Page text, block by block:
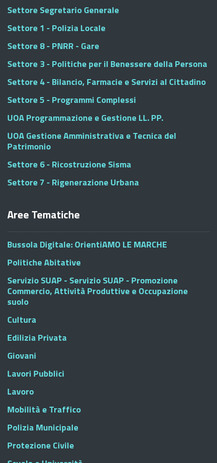
Settore Segretario Generale
Settore 1 - Polizia Locale
Settore 8 - PNRR - Gare
Settore 3 - Politiche per il Benessere della Persona
Settore 4 - Bilancio, Farmacie e Servizi al Cittadino
Settore 5 - Programmi Complessi
UOA Programmazione e Gestione LL. PP.
UOA Gestione Amministrativa e Tecnica del
Patrimonio
Settore 6 - Ricostruzione Sisma
Settore 7 - Rigenerazione Urbana
Aree Tematiche
Bussola Digitale: OrientiAMO LE MARCHE
Politiche Abitative
Servizio SUAP - Servizio SUAP - Promozione
Commercio, Attività Produttive e Occupazione
suolo
Cultura
Edilizia Privata
Giovani
Lavori Pubblici
Lavoro
Mobilità e Traffico
Polizia Municipale
Protezione Civile